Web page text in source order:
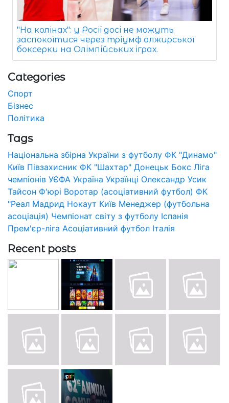
"На колінах": у Росії досі не можуть
заспокоїтися через тріумф алжирської
боксерки на Олімпійських іграх.
Categories
Спорт
Бізнес
Політика
Tags
Національна збірна України з футболу ФК "Динамо"
Київ Півзахисник ФК "Шахтар" Донецьк Бокс Ліга
чемпіонів УЄФА Україна Українці Олександр Усик
Тайсон Ф'юрі Воротар (асоціативний футбол) ФК
"Реал Мадрид Нокаут Київ Менеджер (футбольна
асоціація) Чемпіонат світу з футболу Іспанія
Прем'єр-ліга Асоціативний футбол Італія
Recent posts